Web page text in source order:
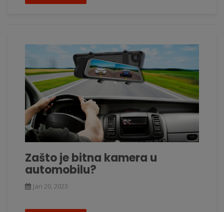
Zašto je bitna kamera u
automobilu?
Jan 20, 2023